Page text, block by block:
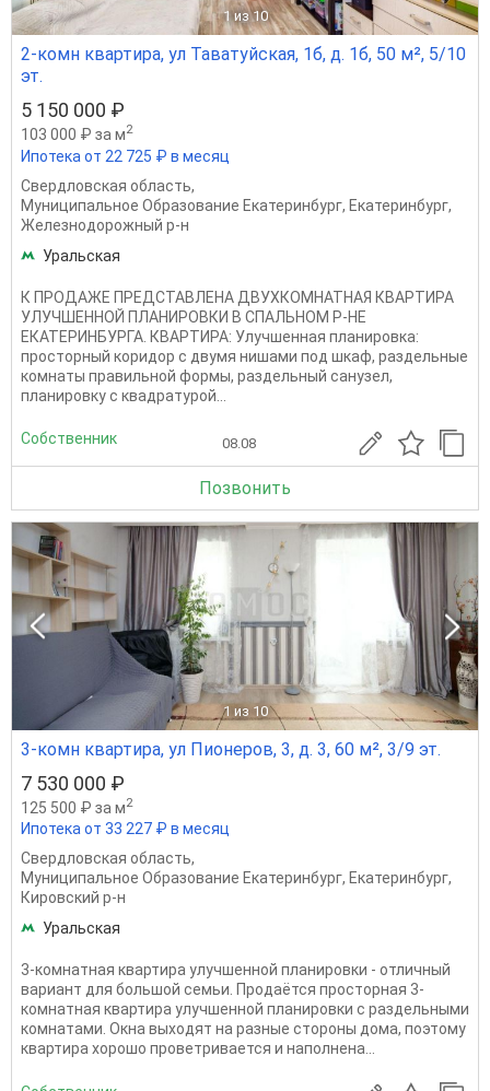
1 из 10
2-комн квартира, ул Таватуйская, 1б, д. 1б, 50 м², 5/10
эт.
5 150 000 ₽
103 000 ₽ за м2
Ипотека от 22 725 ₽ в месяц
Свердловская область,
Муниципальное Образование Екатеринбург, Екатеринбург,
Железнодорожный р-н
Уральская
К ПРОДАЖЕ ПРЕДСТАВЛЕНА ДВУХКОМНАТНАЯ КВАРТИРА
УЛУЧШЕННОЙ ПЛАНИРОВКИ В СПАЛЬНОМ Р-НЕ
ЕКАТЕРИНБУРГА. КВАРТИРА: Улучшенная планировка:
просторный коридор с двумя нишами под шкаф, раздельные
комнаты правильной формы, раздельный санузел,
планировку с квадратурой...
Собственник 08.08
Позвонить
1 из 10
3-комн квартира, ул Пионеров, 3, д. 3, 60 м², 3/9 эт.
7 530 000 ₽
125 500 ₽ за м2
Ипотека от 33 227 ₽ в месяц
Свердловская область,
Муниципальное Образование Екатеринбург, Екатеринбург,
Кировский р-н
Уральская
3-комнатная квартира улучшенной планировки - отличный
вариант для большой семьи. Продаётся просторная 3-
комнатная квартира улучшенной планировки с раздельными
комнатами. Окна выходят на разные стороны дома, поэтому
квартира хорошо проветривается и наполнена...